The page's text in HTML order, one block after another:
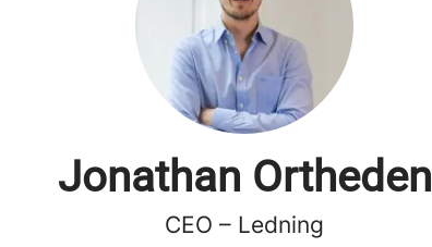
Jonathan Ortheden
CEO – Ledning